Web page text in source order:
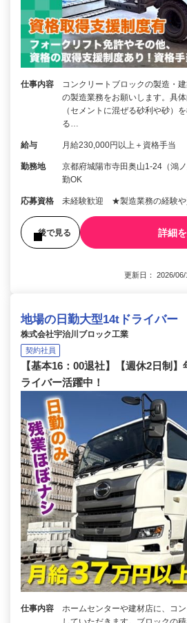
仕事内容
コンクリートブロックの製造・
の製造業務をお願いします。具
（セメントに混ぜる砂利や砂）
る…
給与 月給230,000円以上＋資格手当
勤務地
京都府城陽市寺田奥山1-24（鴻
勤OK
応募資格 未経験歓迎 ★製造業務の経験や
後で見る 詳細
更新日： 2026/
地場の日勤大型14tドライバー
株式会社宇治川ブロック工業
契約社員
【基本16：00退社】【週休2日制
ライバー活躍中！
仕事内容
ホームセンターや建材店に、コ